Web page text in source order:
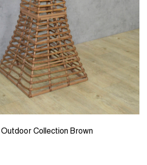
Collection Brown